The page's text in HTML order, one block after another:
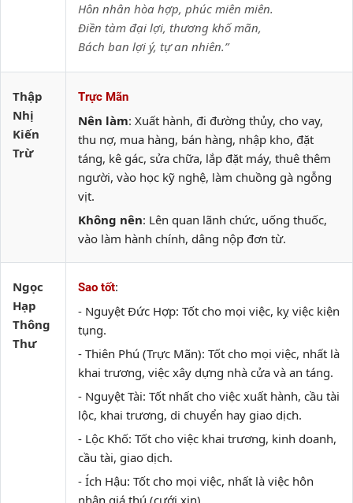
Hôn nhân hòa hợp, phúc miên miên.
Điền tàm đại lợi, thương khố mãn,
Bách ban lợi ý, tự an nhiên.”
Thập
Nhị
Kiến
Trừ
Trực Mãn
Nên làm: Xuất hành, đi đường thủy, cho vay,
thu nợ, mua hàng, bán hàng, nhập kho, đặt
táng, kê gác, sửa chữa, lắp đặt máy, thuê thêm
người, vào học kỹ nghệ, làm chuồng gà ngỗng
vịt.
Không nên: Lên quan lãnh chức, uống thuốc,
vào làm hành chính, dâng nộp đơn từ.
Ngọc
Hạp
Thông
Thư
Sao tốt:
- Nguyệt Đức Hợp: Tốt cho mọi việc, kỵ việc kiện
tụng.
- Thiên Phú (Trực Mãn): Tốt cho mọi việc, nhất là
khai trương, việc xây dựng nhà cửa và an táng.
- Nguyệt Tài: Tốt nhất cho việc xuất hành, cầu tài
lộc, khai trương, di chuyển hay giao dịch.
- Lộc Khố: Tốt cho việc khai trương, kinh doanh,
cầu tài, giao dịch.
- Ích Hậu: Tốt cho mọi việc, nhất là việc hôn
nhân giá thú (cưới xin).